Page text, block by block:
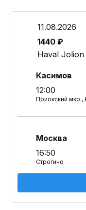
11.08.2026
1440 ₽
Haval Jolion
Касимов
12:00
Приокский мкр.,
Москва
16:50
Строгино